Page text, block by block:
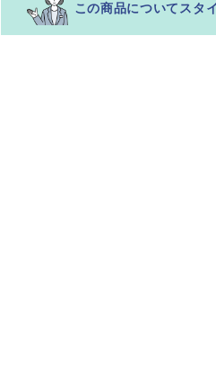
この商品についてスタ